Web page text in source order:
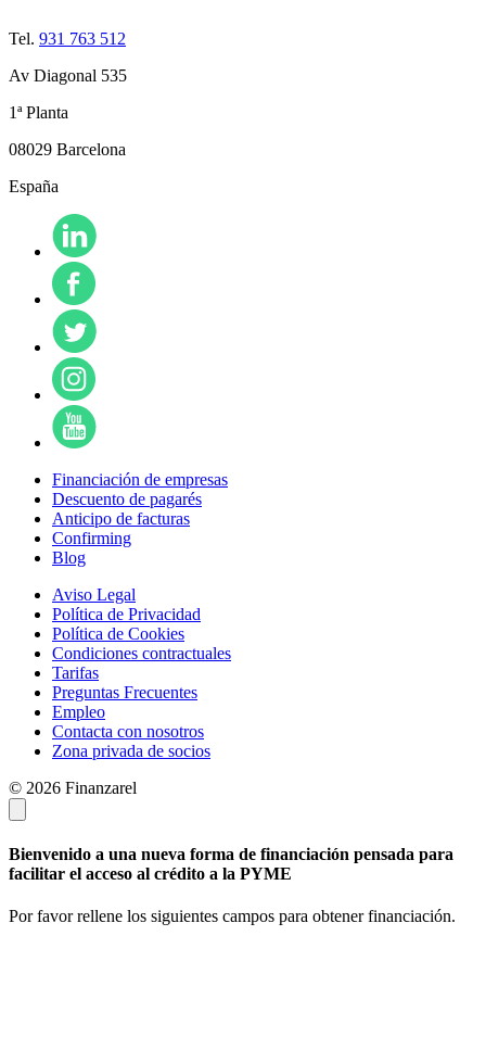
Tel. 931 763 512
Av Diagonal 535
1ª Planta
08029 Barcelona
España
Financiación de empresas
Descuento de pagarés
Anticipo de facturas
Confirming
Blog
Aviso Legal
Política de Privacidad
Política de Cookies
Condiciones contractuales
Tarifas
Preguntas Frecuentes
Empleo
Contacta con nosotros
Zona privada de socios
© 2026 Finanzarel
Bienvenido a una nueva forma de financiación pensada para
facilitar el acceso al crédito a la PYME
Por favor rellene los siguientes campos para obtener financiación.